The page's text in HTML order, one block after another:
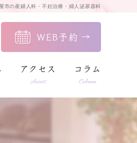
市の産婦人科・不妊治療・婦人泌尿器科
WEB予約
アクセス
Access
コラム
Column